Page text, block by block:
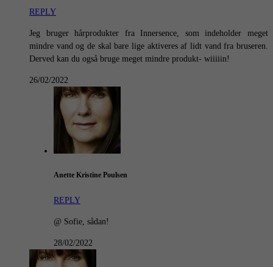
REPLY
Jeg bruger hårprodukter fra Innersence, som indeholder meget
mindre vand og de skal bare lige aktiveres af lidt vand fra bruseren.
Derved kan du også bruge meget mindre produkt- wiiiiin!
26/02/2022
Anette Kristine Poulsen
REPLY
@ Sofie, sådan!
28/02/2022